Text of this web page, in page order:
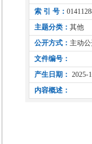
索 引 号：
主题分类： 其他
公开方式： 主动
文件编号：
产生日期： 2025-
内容概述：